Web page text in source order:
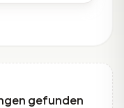
gefunden